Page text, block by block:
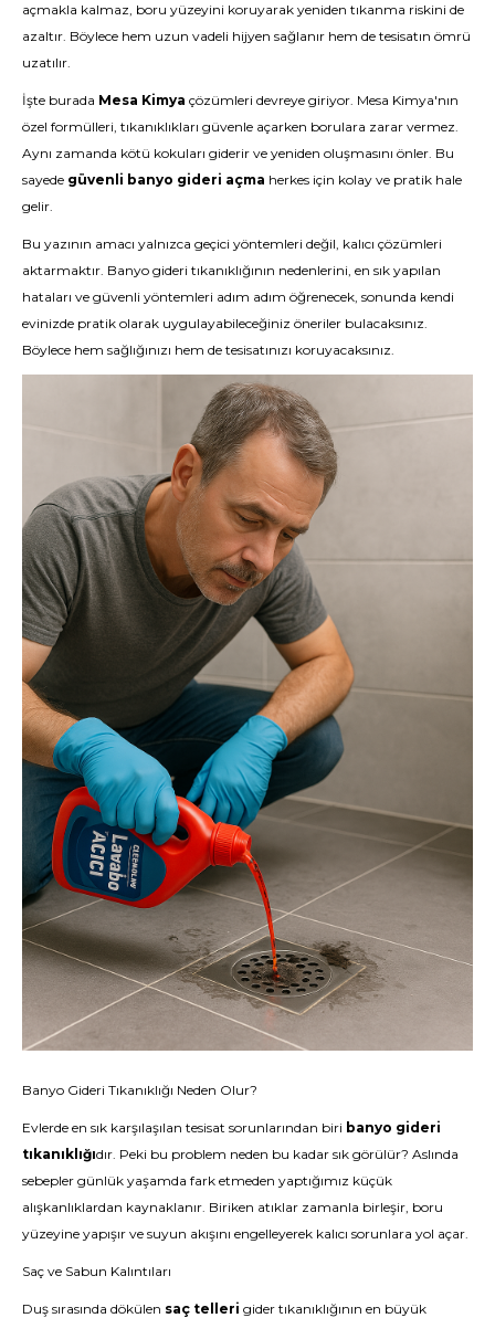
açmakla kalmaz, boru yüzeyini koruyarak yeniden tıkanma riskini de
azaltır. Böylece hem uzun vadeli hijyen sağlanır hem de tesisatın ömrü
uzatılır.
İşte burada Mesa Kimya çözümleri devreye giriyor. Mesa Kimya'nın
özel formülleri, tıkanıklıkları güvenle açarken borulara zarar vermez.
Aynı zamanda kötü kokuları giderir ve yeniden oluşmasını önler. Bu
sayede güvenli banyo gideri açma herkes için kolay ve pratik hale
gelir.
Bu yazının amacı yalnızca geçici yöntemleri değil, kalıcı çözümleri
aktarmaktır. Banyo gideri tıkanıklığının nedenlerini, en sık yapılan
hataları ve güvenli yöntemleri adım adım öğrenecek, sonunda kendi
evinizde pratik olarak uygulayabileceğiniz öneriler bulacaksınız.
Böylece hem sağlığınızı hem de tesisatınızı koruyacaksınız.
Banyo Gideri Tıkanıklığı Neden Olur?
Evlerde en sık karşılaşılan tesisat sorunlarından biri banyo gideri
tıkanıklığıdır. Peki bu problem neden bu kadar sık görülür? Aslında
sebepler günlük yaşamda fark etmeden yaptığımız küçük
alışkanlıklardan kaynaklanır. Biriken atıklar zamanla birleşir, boru
yüzeyine yapışır ve suyun akışını engelleyerek kalıcı sorunlara yol açar.
Saç ve Sabun Kalıntıları
Duş sırasında dökülen saç telleri gider tıkanıklığının en büyük